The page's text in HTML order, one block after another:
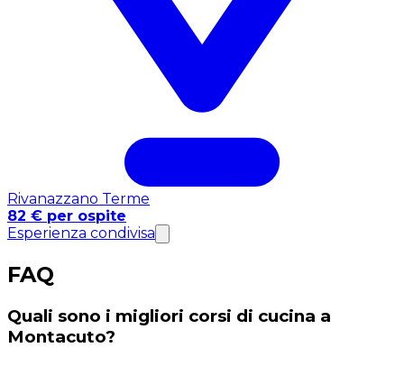
Rivanazzano Terme
82 € per ospite
Esperienza condivisa
FAQ
Quali sono i migliori corsi di cucina a
Montacuto?